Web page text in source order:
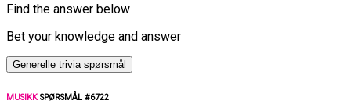
Find the answer below
Bet your knowledge and answer
Generelle trivia spørsmål
MUSIKKSPØRSMÅL #6722